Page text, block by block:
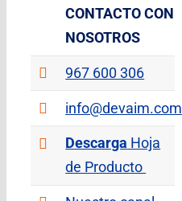
CONTACTO CON
NOSOTROS
967 600 306
info@devaim.com
Descarga Hoja
de Producto